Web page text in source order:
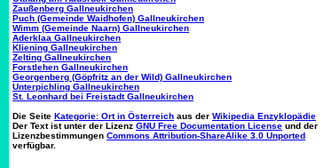
Zaußenberg Gallneukirchen
Puch (Gemeinde Waidhofen) Gallneukirchen
Wimm (Gemeinde Naarn) Gallneukirchen
Aderklaa Gallneukirchen
Kliening Gallneukirchen
Zelting Gallneukirchen
Forstlehen Gallneukirchen
Georgenberg (Göpfritz an der Wild) Gallneukirchen
Unterpichling Gallneukirchen
St. Leonhard bei Freistadt Gallneukirchen
Die Seite Kategorie: Ort in Österreich aus der Wikipedia Enzyklopädie
Der Text ist unter der Lizenz GNU Free Documentation License und der
Lizenzbestimmungen Commons Attribution-ShareAlike 3.0 Unported
verfügbar.